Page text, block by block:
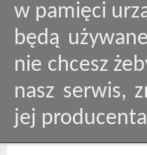
w pamięci
będą
nie chcesz
nasz serwis,
jej